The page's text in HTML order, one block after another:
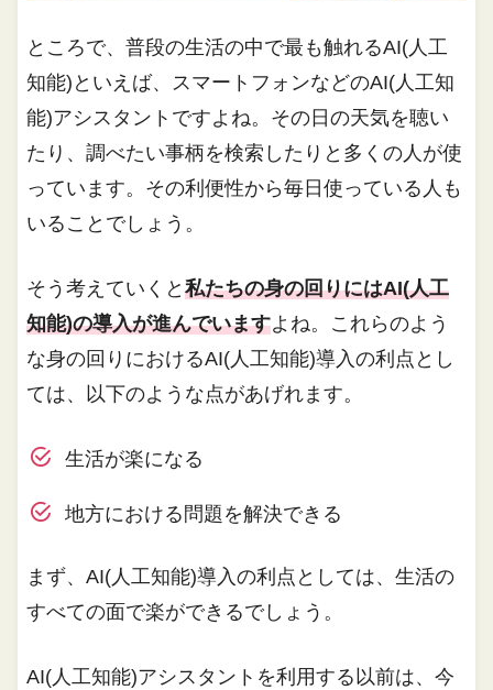
ところで、普段の生活の中で最も触れるAI(人工
知能)といえば、スマートフォンなどのAI(人工知
能)アシスタントですよね。その日の天気を聴い
たり、調べたい事柄を検索したりと多くの人が使
っています。その利便性から毎日使っている人も
いることでしょう。
そう考えていくと私たちの身の回りにはAI(人工
知能)の導入が進んでいますよね。これらのよう
な身の回りにおけるAI(人工知能)導入の利点とし
ては、以下のような点があげれます。
生活が楽になる
地方における問題を解決できる
まず、AI(人工知能)導入の利点としては、生活の
すべての面で楽ができるでしょう。
AI(人工知能)アシスタントを利用する以前は、今